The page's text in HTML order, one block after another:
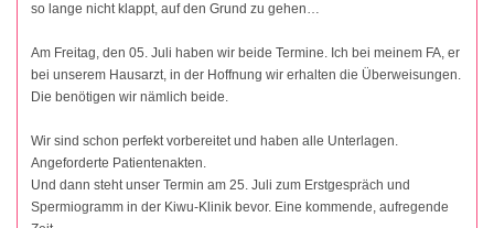
so lange nicht klappt, auf den Grund zu gehen…
Am Freitag, den 05. Juli haben wir beide Termine. Ich bei meinem FA, er
bei unserem Hausarzt, in der Hoffnung wir erhalten die Überweisungen.
Die benötigen wir nämlich beide.
Wir sind schon perfekt vorbereitet und haben alle Unterlagen.
Angeforderte Patientenakten.
Und dann steht unser Termin am 25. Juli zum Erstgespräch und
Spermiogramm in der Kiwu-Klinik bevor. Eine kommende, aufregende